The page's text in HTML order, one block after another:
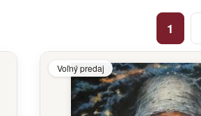
1
Voľný predaj